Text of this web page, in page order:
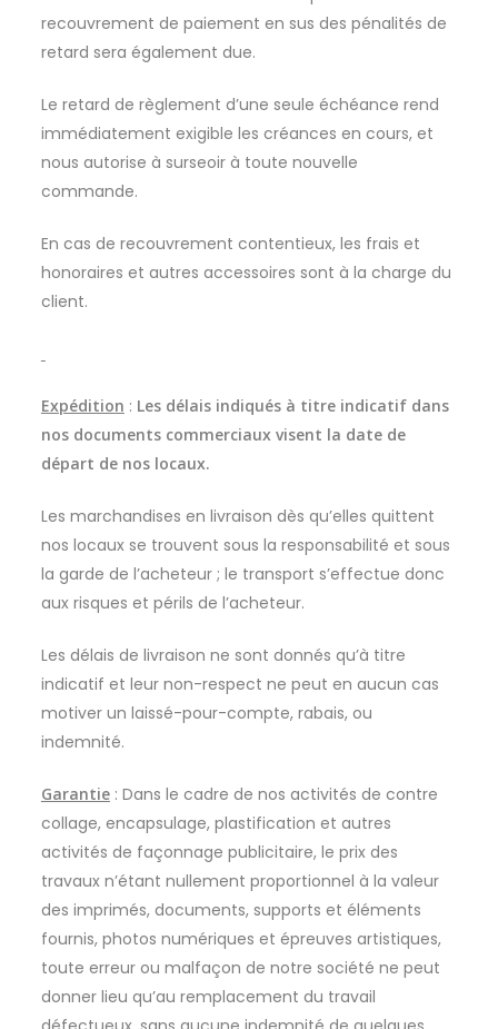
recouvrement de paiement en sus des pénalités de
retard sera également due.
Le retard de règlement d’une seule échéance rend
immédiatement exigible les créances en cours, et
nous autorise à surseoir à toute nouvelle
commande.
En cas de recouvrement contentieux, les frais et
honoraires et autres accessoires sont à la charge du
client.
Expédition : Les délais indiqués à titre indicatif dans
nos documents commerciaux visent la date de
départ de nos locaux.
Les marchandises en livraison dès qu’elles quittent
nos locaux se trouvent sous la responsabilité et sous
la garde de l’acheteur ; le transport s’effectue donc
aux risques et périls de l’acheteur.
Les délais de livraison ne sont donnés qu’à titre
indicatif et leur non-respect ne peut en aucun cas
motiver un laissé-pour-compte, rabais, ou
indemnité.
Garantie : Dans le cadre de nos activités de contre
collage, encapsulage, plastification et autres
activités de façonnage publicitaire, le prix des
travaux n’étant nullement proportionnel à la valeur
des imprimés, documents, supports et éléments
fournis, photos numériques et épreuves artistiques,
toute erreur ou malfaçon de notre société ne peut
donner lieu qu’au remplacement du travail